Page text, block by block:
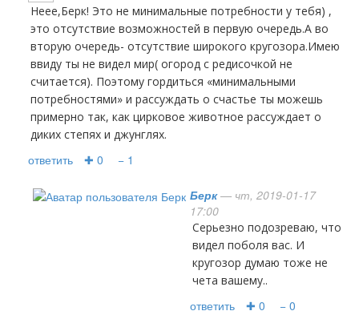
Неее,Берк! Это не минимальные потребности у тебя) ,
это отсутствие возможностей в первую очередь.А во
вторую очередь- отсутствие широкого кругозора.Имею
ввиду ты не видел мир( огород с редисочкой не
считается). Поэтому гордиться «минимальными
потребностями» и рассуждать о счастье ты можешь
примерно так, как цирковое животное рассуждает о
диких степях и джунглях.
ответить ✚ 0 − 1
Берк— чт, 2019-01-17
17:00
Серьезно подозреваю, что
видел поболя вас. И
кругозор думаю тоже не
чета вашему..
ответить ✚ 0 − 0